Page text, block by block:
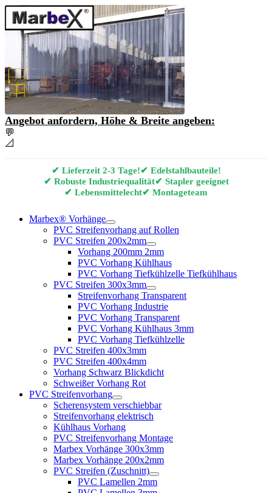
Angebot anfordern, Höhe & Breite angeben:
💬
📐
✔ Lieferzeit 2-3 Tage!✔ Edelstahlbauteile!
✔ Robuste Industriequalität✔ Stapler geeignet
✔ Lebensmittelecht✔ Montageteam
Marbex® Vorhänge
PVC Streifenvorhang auf Rollen
PVC Streifen 200x2mm
Vorhang 200mm 2mm
PVC Vorhang Kühlhaus
PVC Vorhang Tiefkühlzelle Tiefkühlhaus
PVC Streifen 300x3mm
Streifenvorhang Transparent
PVC Vorhang Industrie
PVC Vorhang Transparent
PVC Vorhang Kühlhaus 3mm
PVC Vorhang Tiefkühlzelle
PVC Streifen 400x3mm
PVC Streifen 400x4mm
Vorhang Schwarz Blickdicht
Schweißer Vorhang Rot
PVC Streifenvorhang
Scherensystem verschiebbar
Streifenvorhang elektrisch
Kühlhaus Vorhang
PVC Streifenvorhang Montage
Marbex Vorhänge 300x3mm
Marbex Vorhänge 200x2mm
PVC Streifen (Zuschnitt)
PVC Lamellen 2mm